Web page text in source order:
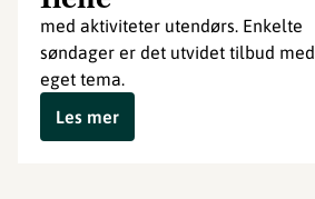
med aktiviteter utendørs. Enkelte
søndager er det utvidet tilbud med
eget tema.
Les mer